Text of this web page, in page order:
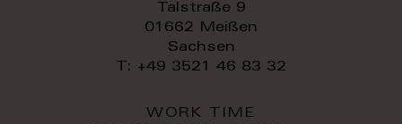
Talstraße 9
01662 Meißen
Sachsen
T: +49 3521 46 83 32
WORK TIME